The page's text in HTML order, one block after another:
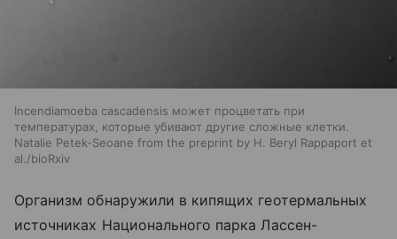
Incendiamoeba cascadensis может процветать при
температурах, которые убивают другие сложные клетки.
Natalie Petek-Seoane from the preprint by H. Beryl Rappaport et
al./bioRxiv
Организм обнаружили в кипящих геотермальных
источниках Национального парка Лассен-